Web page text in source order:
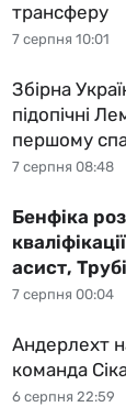
7 серпня 10:01
трансферу
7 серпня 08:48
Збірна
підопічні
першому
7 серпня 00:04
Бенфіка
асист,
6 серпня 22:59
Андерлехт
команда